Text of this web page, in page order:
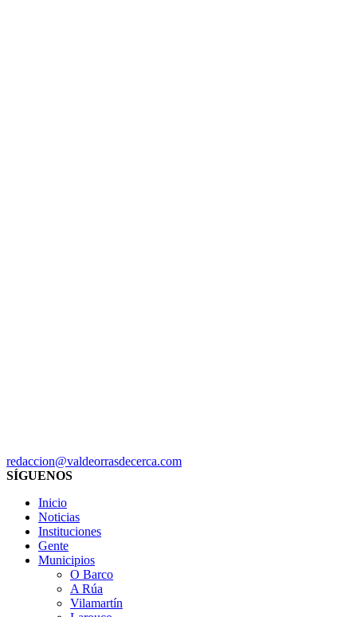
redaccion@valdeorrasdecerca.com
SÍGUENOS
Inicio
Noticias
Instituciones
Gente
Municipios
O Barco
A Rúa
Vilamartín